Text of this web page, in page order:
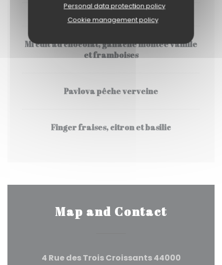
Personal data protection policy
Cookie management policy
Mi cuit au chocolat, ganache montée vanille
et framboises
Pavlova pêche verveine
Finger fraises, citron et basilic
Map and Contact
4 Rue des Trois Croissants 44000